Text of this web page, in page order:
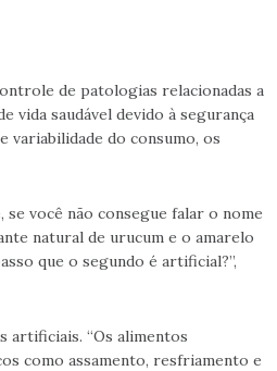
de patologias relacionadas a
vida saudável devido à segurança
variabilidade do consumo, os
você não consegue falar o nome
natural de urucum e o amarelo
que o segundo é artificial?”,
artificiais. “Os alimentos
como assamento, resfriamento e